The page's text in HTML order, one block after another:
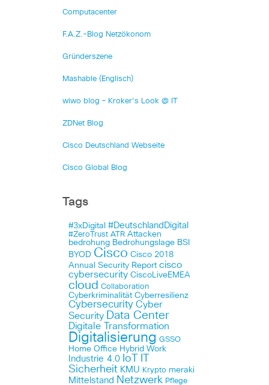
Computacenter
F.A.Z.-Blog Netzökonom
Gründerszene
Mashable (Englisch)
wiwo blog – Kroker's Look @ IT
ZDNet Blog
Cisco Deutschland Webseite
Cisco Global Blog
Tags
#3xDigital #DeutschlandDigital
#ZeroTrust ATR Attacken
bedrohung Bedrohungslage BSI
BYOD Cisco Cisco 2018
Annual Security Report cisco
cybersecurity CiscoLiveEMEA
cloud Collaboration
Cyberkriminalität Cyberresilienz
Cybersecurity Cyber
Security Data Center
Digitale Transformation
Digitalisierung GSSO
Home Office Hybrid Work
Industrie 4.0 IoT
Sicherheit KMU Krypto meraki
Mittelstand Netzwerk Pflege